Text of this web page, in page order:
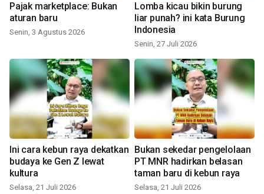
Pajak marketplace: Bukan
aturan baru
Senin, 3 Agustus 2026
Lomba kicau bikin burung
liar punah? ini kata Burung
Indonesia
Senin, 27 Juli 2026
Ini cara kebun raya dekatkan
budaya ke Gen Z lewat
kultura
Selasa, 21 Juli 2026
Bukan sekedar pengelolaan
PT MNR hadirkan belasan
taman baru di kebun raya
Selasa, 21 Juli 2026